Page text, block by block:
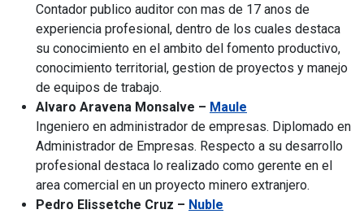
Contador publico auditor con mas de 17 anos de
experiencia profesional, dentro de los cuales destaca
su conocimiento en el ambito del fomento productivo,
conocimiento territorial, gestion de proyectos y manejo
de equipos de trabajo.
Alvaro Aravena Monsalve – Maule
Ingeniero en administrador de empresas. Diplomado en
Administrador de Empresas. Respecto a su desarrollo
profesional destaca lo realizado como gerente en el
area comercial en un proyecto minero extranjero.
Pedro Elissetche Cruz – Nuble